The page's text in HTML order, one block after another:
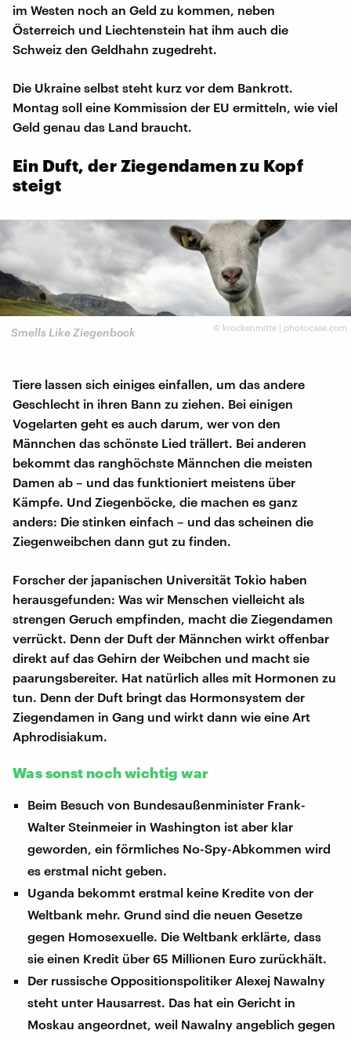
im Westen noch an Geld zu kommen, neben
Österreich und Liechtenstein hat ihm auch die
Schweiz den Geldhahn zugedreht.
Die Ukraine selbst steht kurz vor dem Bankrott.
Montag soll eine Kommission der EU ermitteln, wie viel
Geld genau das Land braucht.
Ein Duft, der Ziegendamen zu Kopf
steigt
© krockenmitte | photocase.com
Smells Like Ziegenbock
Tiere lassen sich einiges einfallen, um das andere
Geschlecht in ihren Bann zu ziehen. Bei einigen
Vogelarten geht es auch darum, wer von den
Männchen das schönste Lied trällert. Bei anderen
bekommt das ranghöchste Männchen die meisten
Damen ab – und das funktioniert meistens über
Kämpfe. Und Ziegenböcke, die machen es ganz
anders: Die stinken einfach – und das scheinen die
Ziegenweibchen dann gut zu finden.
Forscher der japanischen Universität Tokio haben
herausgefunden: Was wir Menschen vielleicht als
strengen Geruch empfinden, macht die Ziegendamen
verrückt. Denn der Duft der Männchen wirkt offenbar
direkt auf das Gehirn der Weibchen und macht sie
paarungsbereiter. Hat natürlich alles mit Hormonen zu
tun. Denn der Duft bringt das Hormonsystem der
Ziegendamen in Gang und wirkt dann wie eine Art
Aphrodisiakum.
Was sonst noch wichtig war
Beim Besuch von Bundesaußenminister Frank-
Walter Steinmeier in Washington ist aber klar
geworden, ein förmliches No-Spy-Abkommen wird
es erstmal nicht geben.
Uganda bekommt erstmal keine Kredite von der
Weltbank mehr. Grund sind die neuen Gesetze
gegen Homosexuelle. Die Weltbank erklärte, dass
sie einen Kredit über 65 Millionen Euro zurückhält.
Der russische Oppositionspolitiker Alexej Nawalny
steht unter Hausarrest. Das hat ein Gericht in
Moskau angeordnet, weil Nawalny angeblich gegen